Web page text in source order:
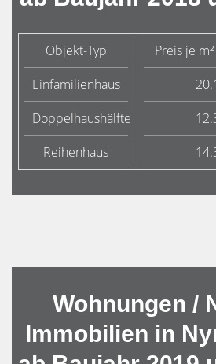
Objekt-Typ Preis je
Einfamilienhaus
Doppelhaushälfte
Reihenhaus
Wohnungen /
Immobilien in